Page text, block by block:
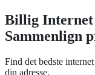
Billig Internet
Sammenlign
Find det bedste internet
din adresse.